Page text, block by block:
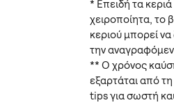
* Επειδή τα κεριά
χειροποίητα, το
κεριού μπορεί
την
** Ο χρόνος
εξαρτάται από
tips για σωστή